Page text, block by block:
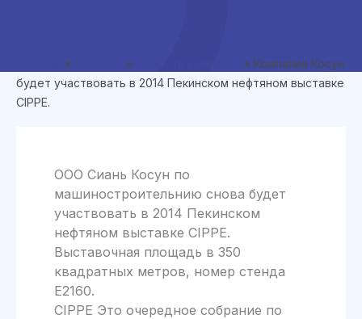
» » » Компания Косун
будет участвовать в 2014 Пекинском нефтяном выставке
CIPPE.
ООО Сиань Косун по
машиностроительнию снова будет
участвовать в 2014 Пекинском
нефтяном выставке CIPPE.
Выставочная площадь в 350
квадратных метров, номер стенда
Е2160.
CIPPE Это очередное собрание по